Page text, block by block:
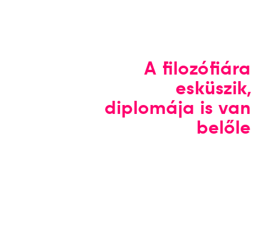
A filozófiára
esküszik,
diplomája is van
belőle